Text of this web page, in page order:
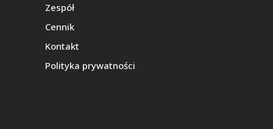
Zespół
Cennik
Kontakt
Polityka prywatności